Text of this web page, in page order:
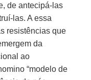
de antecipá-las
las. A essa
resistências que
da
ao
“modelo de